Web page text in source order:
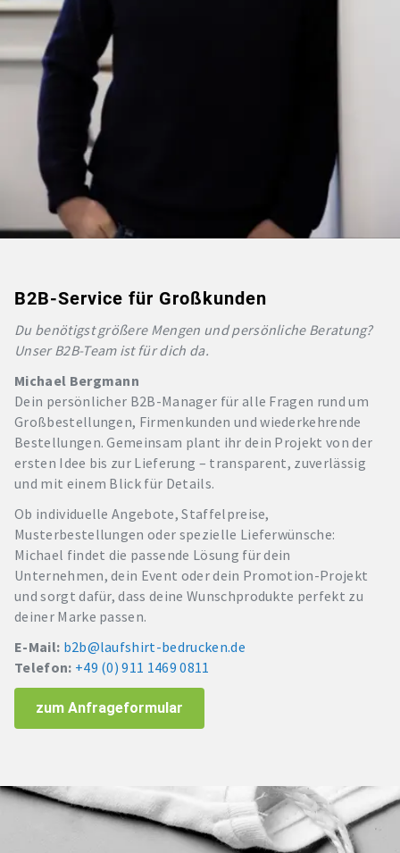
B2B-Service für Großkunden
Du benötigst größere Mengen und persönliche Beratung?
Unser B2B-Team ist für dich da.
Michael Bergmann
Dein persönlicher B2B-Manager für alle Fragen rund um
Großbestellungen, Firmenkunden und wiederkehrende
Bestellungen. Gemeinsam plant ihr dein Projekt von der
ersten Idee bis zur Lieferung – transparent, zuverlässig
und mit einem Blick für Details.
Ob individuelle Angebote, Staffelpreise,
Musterbestellungen oder spezielle Lieferwünsche:
Michael findet die passende Lösung für dein
Unternehmen, dein Event oder dein Promotion-Projekt
und sorgt dafür, dass deine Wunschprodukte perfekt zu
deiner Marke passen.
E-Mail: b2b@laufshirt-bedrucken.de
Telefon: +49 (0) 911 1469 0811
zum Anfrageformular